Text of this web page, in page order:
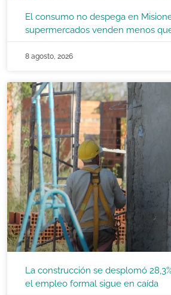
El consumo no despega en
supermercados venden menos
8 agosto, 2026
La construcción se desplomó
el empleo formal sigue en caída